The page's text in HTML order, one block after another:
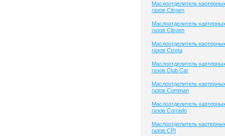
Маслоотделитель
газов Citroen
Маслоотделитель
газов Citroen
Маслоотделитель
газов Cizeta
Маслоотделитель
газов Club Сar
Маслоотделитель
газов Comman
Маслоотделитель
газов Corrado
Маслоотделитель
газов CPI